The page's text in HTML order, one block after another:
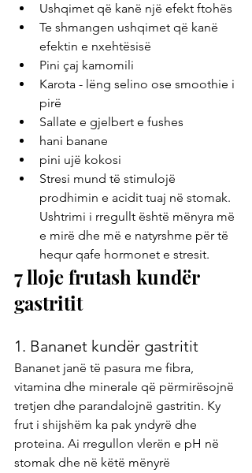
Ushqimet që kanë një efekt ftohës
Te shmangen ushqimet që kanë
efektin e nxehtësisë
Pini çaj kamomili
Karota - lëng selino ose smoothie i
pirë
Sallate e gjelbert e fushes
hani banane
pini ujë kokosi
Stresi mund të stimulojë
prodhimin e acidit tuaj në stomak.
Ushtrimi i rregullt është mënyra më
e mirë dhe më e natyrshme për të
hequr qafe hormonet e stresit.
7 lloje frutash kundër
gastritit
1. Bananet kundër gastritit
Bananet janë të pasura me fibra,
vitamina dhe minerale që përmirësojnë
tretjen dhe parandalojnë gastritin. Ky
frut i shijshëm ka pak yndyrë dhe
proteina. Ai rregullon vlerën e pH në
stomak dhe në këtë mënyrë